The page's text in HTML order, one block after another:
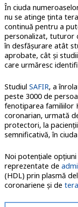
În ciuda
nu se atinge ținta
continuă pentru a
personalizat, tuturor
în desfășurare atât
aprobate, cât și
care urmăresc
Studiul SAFIR, a
peste 3000 de
fenotiparea familiilor
coronarian, urmată
protectori, la
semnificativă, în
Noi potențiale
reprezentate de
(HDL) prin plasmă
coronariene și de